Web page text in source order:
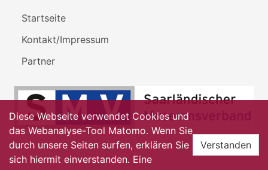
Startseite
Kontakt/Impressum
Partner
Diese Webseite verwendet Cookies und
das Webanalyse-Tool Matomo. Wenn Sie
durch unsere Seiten surfen, erklären Sie
sich hiermit einverstanden. Eine
Verstanden